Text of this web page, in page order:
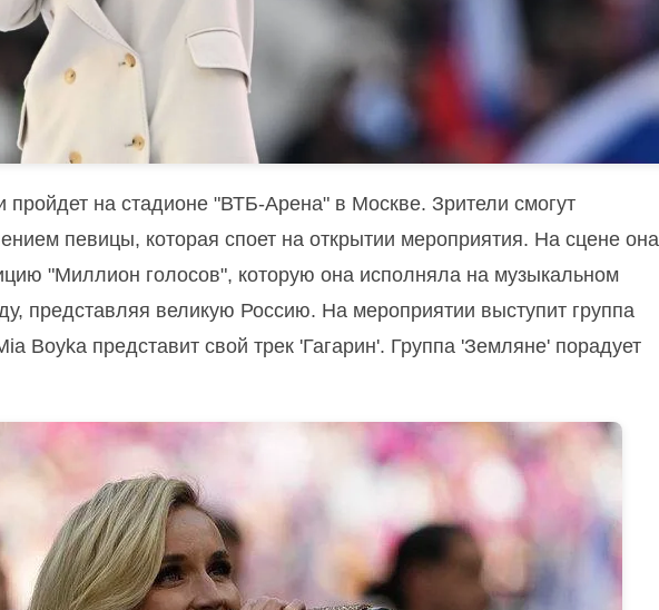
пройдет на стадионе "ВТБ-Арена" в Москве. Зрители смогут
певицы, которая споет на открытии мероприятия. На сцене она
"Миллион голосов", которую она исполняла на музыкальном
представляя великую Россию. На мероприятии выступит группа
Boyka представит свой трек 'Гагарин'. Группа 'Земляне' порадует